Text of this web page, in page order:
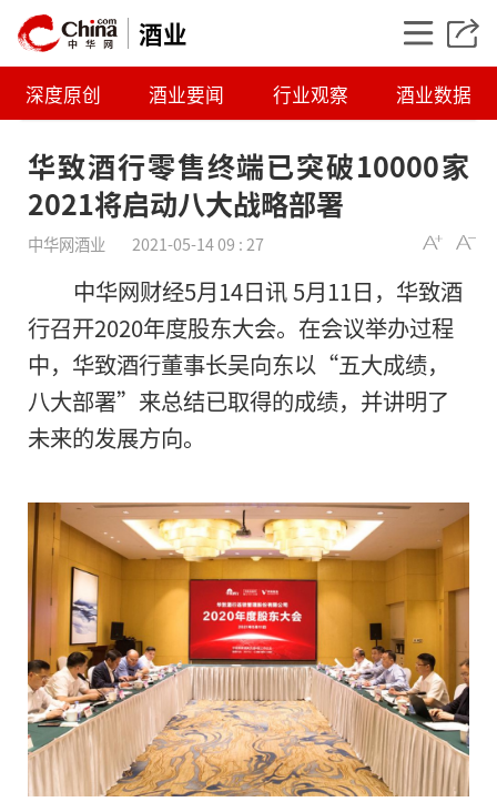
酒业
深度原创 酒业要闻 行业观察 酒业数据
华致酒行零售终端
2021将启动八大战
5月11日，华致酒行召开
会。在会议举办过程中，
向东以“五大成绩，八大
得的成绩，并讲明了未来的
华致酒行零售终端已突破10000家
2021将启动八大战略部署
中华网酒业 2021-05-14 09 : 27
中华网财经5月14日讯 5月11日，华致酒
行召开2020年度股东大会。在会议举办过程
中，华致酒行董事长吴向东以“五大成绩，
八大部署”来总结已取得的成绩，并讲明了
未来的发展方向。